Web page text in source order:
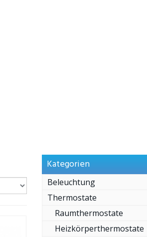
Kategorien
Beleuchtung
Thermostate
Raumthermostate
Heizkörperthermostate